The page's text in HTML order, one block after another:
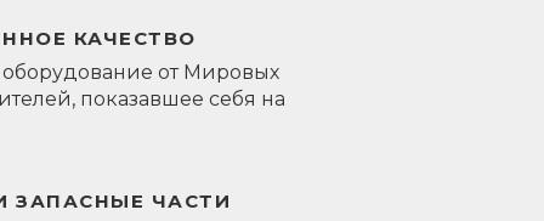
КАЧЕСТВО
оборудование от Мировых
показавшее себя на
ЗАПАСНЫЕ ЧАСТИ